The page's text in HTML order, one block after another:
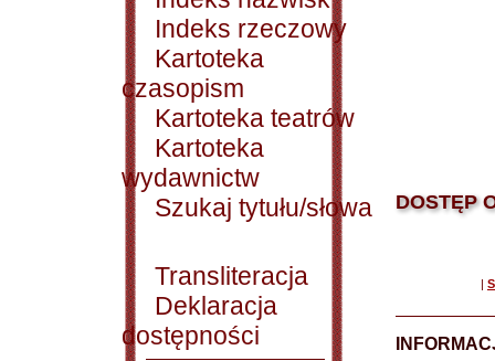
Indeks rzeczowy
Kartoteka
czasopism
Kartoteka teatrów
Kartoteka
wydawnictw
Szukaj tytułu/słowa
Transliteracja
Deklaracja
dostępności
DOSTĘP
|